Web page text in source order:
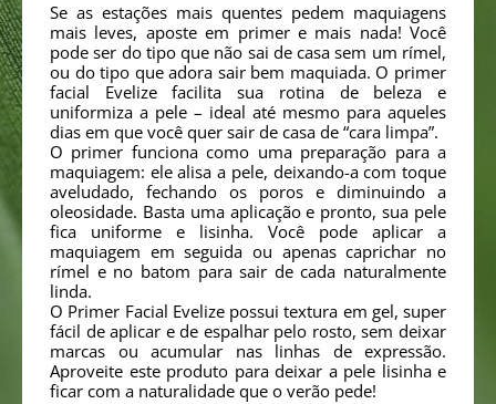
Se as estações mais quentes pedem maquiagens
mais leves, aposte em primer e mais nada! Você
pode ser do tipo que não sai de casa sem um rímel,
ou do tipo que adora sair bem maquiada. O primer
facial Evelize facilita sua rotina de beleza e
uniformiza a pele – ideal até mesmo para aqueles
dias em que você quer sair de casa de “cara limpa”.
O primer funciona como uma preparação para a
maquiagem: ele alisa a pele, deixando-a com toque
aveludado, fechando os poros e diminuindo a
oleosidade. Basta uma aplicação e pronto, sua pele
fica uniforme e lisinha. Você pode aplicar a
maquiagem em seguida ou apenas caprichar no
rímel e no batom para sair de cada naturalmente
linda.
O Primer Facial Evelize possui textura em gel, super
fácil de aplicar e de espalhar pelo rosto, sem deixar
marcas ou acumular nas linhas de expressão.
Aproveite este produto para deixar a pele lisinha e
ficar com a naturalidade que o verão pede!